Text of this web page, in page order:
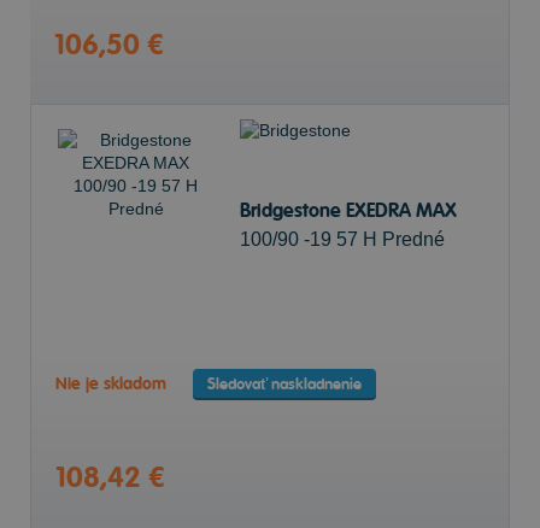
106,50 €
Bridgestone EXEDRA MAX
100/90 -19 57 H Predné
Nie je skladom Sledovať naskladnenie
108,42 €